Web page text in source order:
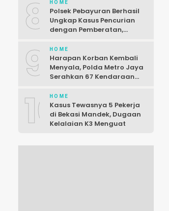
8 HOME
Polsek Pebayuran Berhasil
Ungkap Kasus Pencurian
dengan Pemberatan,
Karawang
9 HOME
Harapan Korban Kembali
Menyala, Polda Metro Jaya
Serahkan 67 Kendaraan
10HOME
Kasus Tewasnya 5 Pekerja
di Bekasi Mandek, Dugaan
Kelalaian K3 Menguat